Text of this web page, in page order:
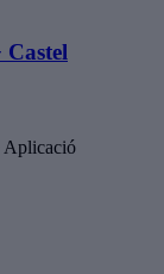
Aplicació